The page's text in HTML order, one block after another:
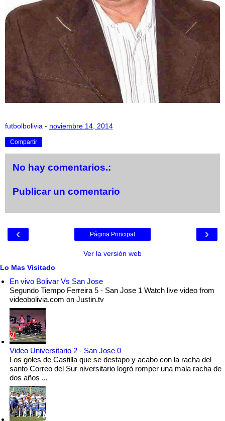
futbolbolivia - noviembre 14, 2014
Compartir
No hay comentarios.:
Publicar un comentario
‹ ›
Página Principal
Ver la versión web
Lo Mas Visitado
En vivo Bolivar Vs San Jose
Segundo Tiempo Ferreira 5 - San Jose 1 Watch live video from
videobolivia.com on Justin.tv
Video Universitario 2 - San Jose 0
Los goles de Castilla que se destapo y acabo con la racha del
santo Correo del Sur niversitario logró romper una mala racha de
dos años ...